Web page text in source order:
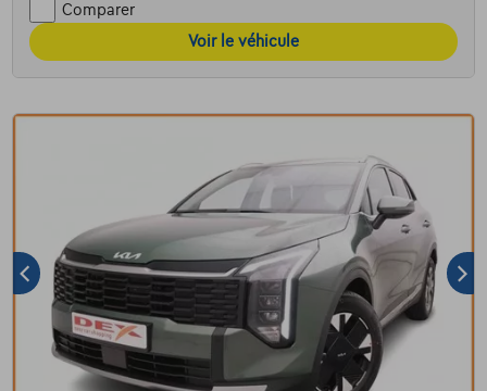
Comparer
Voir le véhicule